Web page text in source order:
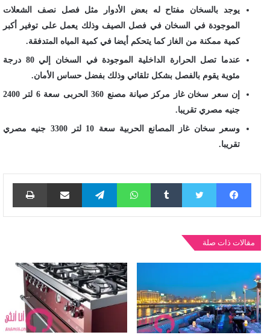
يوجد بالسخان مفتاح له بعض الأدوار مثل فصل نصف الشعلات
الموجودة في السخان في فصل الصيف وذلك يعمل على توفير أكبر
كمية ممكنة من الغاز كما يتحكم أيضا في كمية المياه المتدفقة.
عندما تصل الحرارة الداخلية الموجودة في السخان إلي 80 درجة
مئوية يقوم بالفصل بشكل تلقائي وذلك بفضل حساس الأمان.
إن سعر سخان غاز مركز صيانة مصنع 360 الحربى سعة 6 لتر 2400
جنيه مصري تقريبا.
وسعر سخان غاز المصانع الحربية سعة 10 لتر 3300 جنيه مصري
تقريبا.
فيسبوك تويتر واتساب تيلقرام مشاركة عبر البريد
مقالات ذات صلة